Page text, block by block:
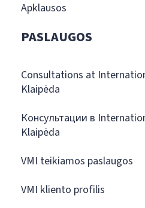
Apklausos
PASLAUGOS
Consultations at
Klaipėda
Консультации в
Klaipėda
VMI teikiamos paslaugos
VMI kliento profilis